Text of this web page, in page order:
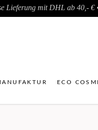
Lieferung mit DHL ab 40,- €
ECO